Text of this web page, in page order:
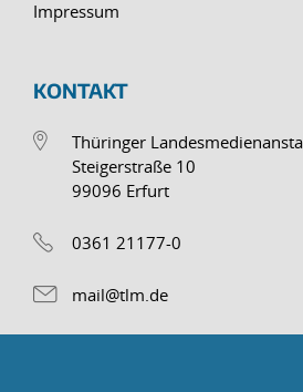
Impressum
KONTAKT
Thüringer
Steigerstraße 10
99096 Erfurt
0361 21177-0
mail@tlm.de